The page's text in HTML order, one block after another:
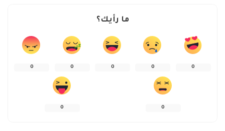
ما رأيك؟
0
0
0
0
0
0
0